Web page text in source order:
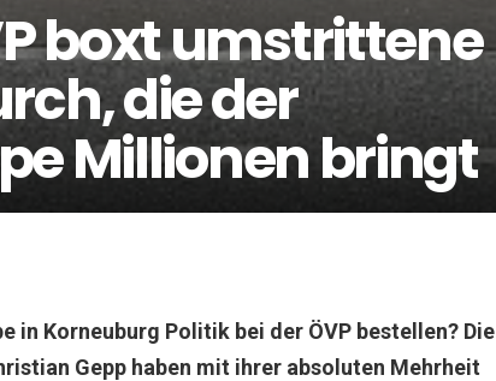
boxt umstrittene
die der
Millionen bringt
in Korneuburg Politik bei der ÖVP bestellen? Die
Gepp haben mit ihrer absoluten Mehrheit